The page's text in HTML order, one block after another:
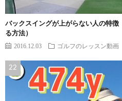
バックスイングが上がらない人の特徴
る方法）
2016.12.03 ゴルフのレッスン動画